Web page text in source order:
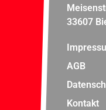
33607
AGB
Kontakt